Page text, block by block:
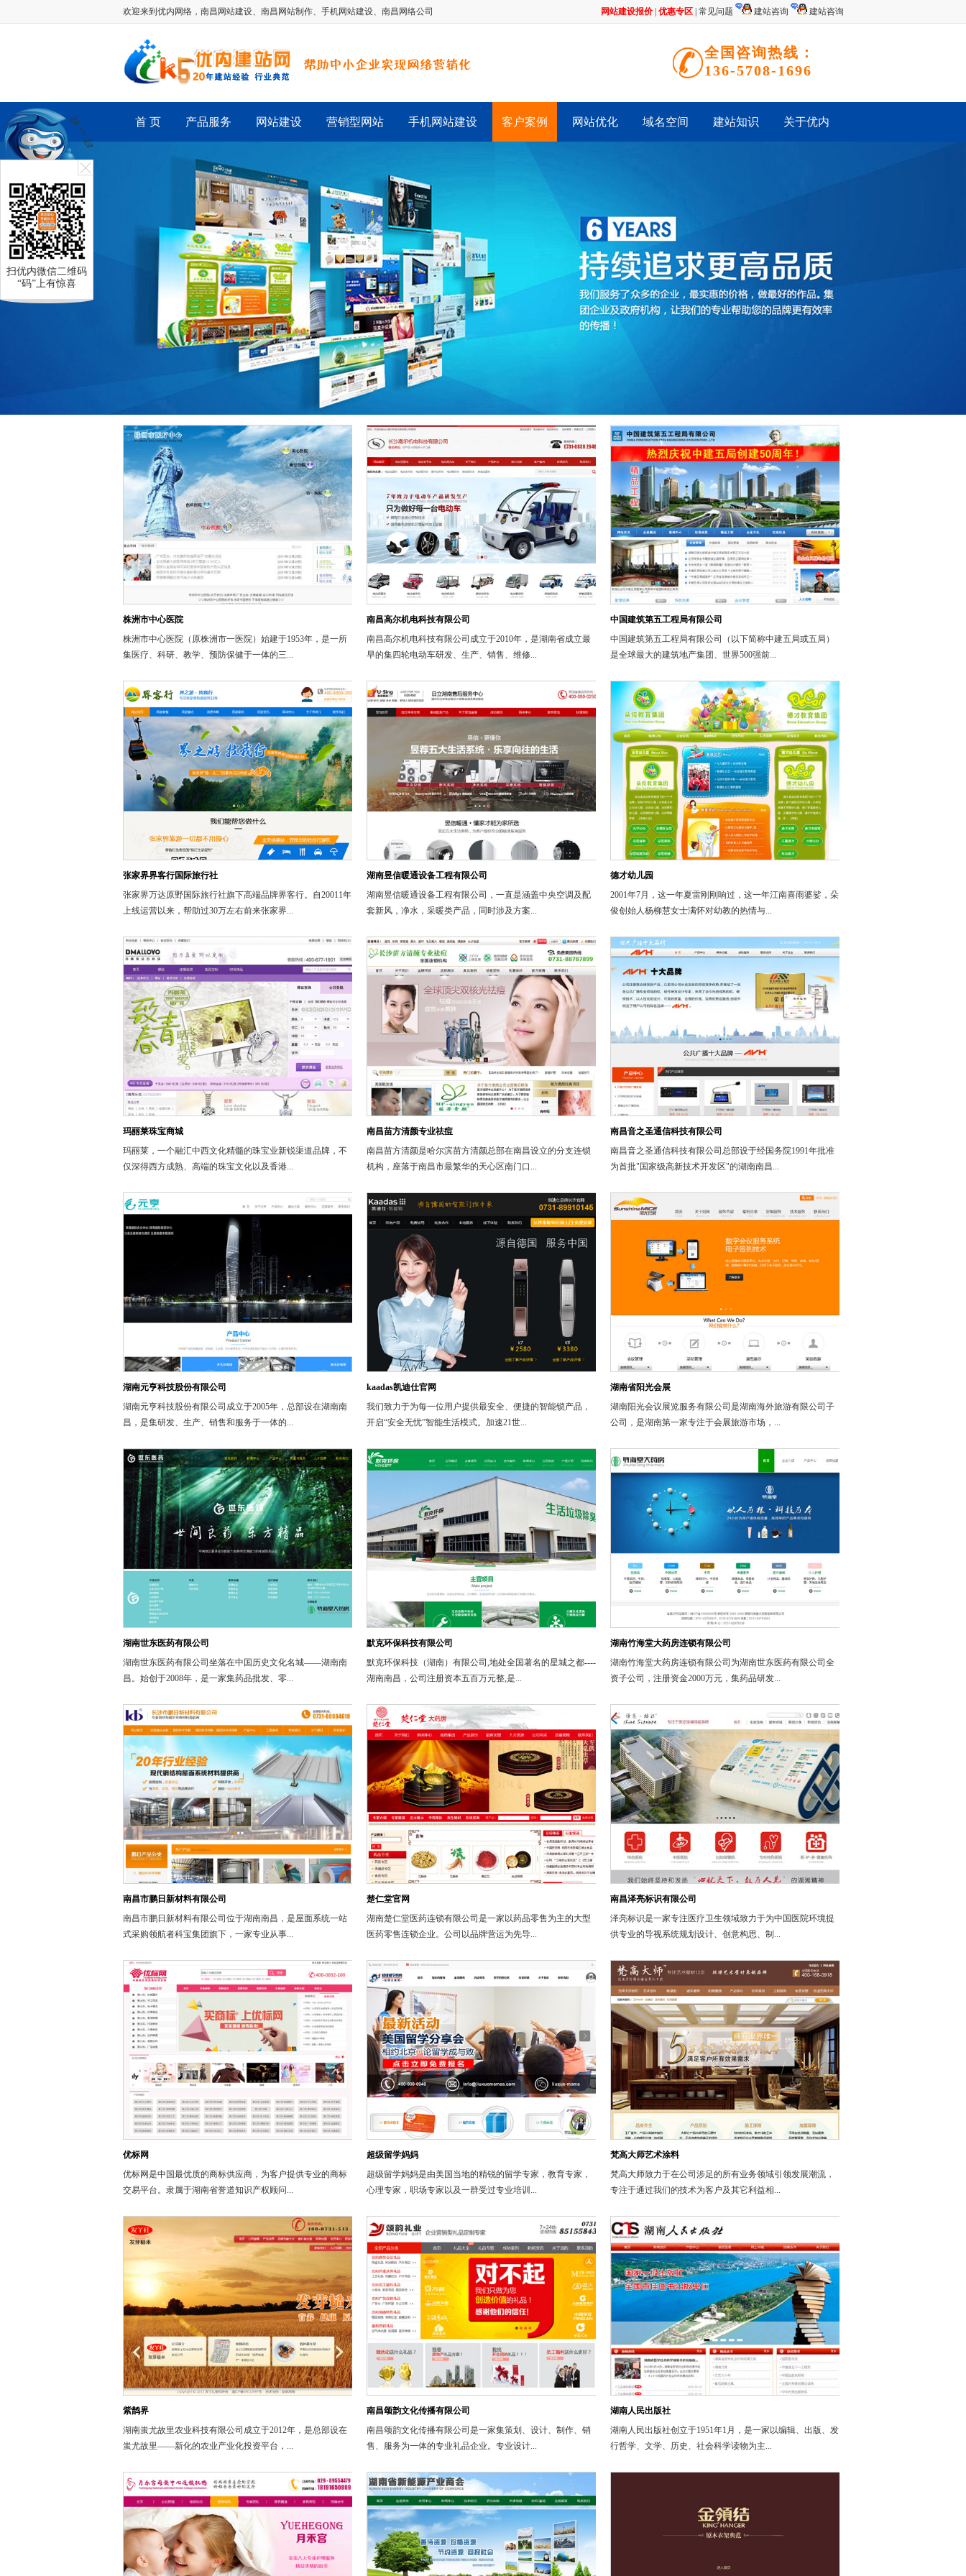
欢迎来到优内网络， 南昌网站建设、 南昌网站制作、 手机网站建设、 南昌网络公司 网站建设报价| 优惠专区| 常见问题 建站咨询 建站咨询
全国咨询热线：
136-5708-1696
首 页 产品服务 网站建设 营销型网站 手机网站建设 客户案例 网站优化 域名空间 建站知识 关于优内
株洲市中心医院
株洲市中心医院（原株洲市一医院）始建于1953年，是一所
集医疗、科研、教学、预防保健于一体的三...
南昌高尔机电科技有限公司
南昌高尔机电科技有限公司成立于2010年，是湖南省成立最
早的集四轮电动车研发、生产、销售、维修...
中国建筑第五工程局有限公司
中国建筑第五工程局有限公司（以下简称中建五局或五局）
是全球最大的建筑地产集团、世界500强前...
张家界界客行国际旅行社
张家界万达原野国际旅行社旗下高端品牌界客行。自20011年
上线运营以来，帮助过30万左右前来张家界...
湖南昱信暖通设备工程有限公司
湖南昱信暖通设备工程有限公司，一直是涵盖中央空调及配
套新风，净水，采暖类产品，同时涉及方案...
德才幼儿园
2001年7月，这一年夏雷刚刚响过，这一年江南喜雨婆娑，朵
俊创始人杨柳慧女士满怀对幼教的热情与...
玛丽莱珠宝商城
玛丽莱，一个融汇中西文化精髓的珠宝业新锐渠道品牌，不
仅深得西方成熟、高端的珠宝文化以及香港...
南昌苗方清颜专业祛痘
南昌苗方清颜是哈尔滨苗方清颜总部在南昌设立的分支连锁
机构，座落于南昌市最繁华的天心区南门口...
南昌音之圣通信科技有限公司
南昌音之圣通信科技有限公司总部设于经国务院1991年批准
为首批"国家级高新技术开发区"的湖南南昌...
湖南元亨科技股份有限公司
湖南元亨科技股份有限公司成立于2005年，总部设在湖南南
昌，是集研发、生产、销售和服务于一体的...
kaadas凯迪仕官网
我们致力于为每一位用户提供最安全、便捷的智能锁产品，
开启“安全无忧”智能生活模式。加速21世...
湖南省阳光会展
湖南阳光会议展览服务有限公司是湖南海外旅游有限公司子
公司，是湖南第一家专注于会展旅游市场，...
湖南世东医药有限公司
湖南世东医药有限公司坐落在中国历史文化名城——湖南南
昌。始创于2008年，是一家集药品批发、零...
默克环保科技有限公司
默克环保科技（湖南）有限公司,地处全国著名的星城之都----
湖南南昌，公司注册资本五百万元整,是...
湖南竹海堂大药房连锁有限公司
湖南竹海堂大药房连锁有限公司为湖南世东医药有限公司全
资子公司，注册资金2000万元，集药品研发...
南昌市鹏日新材料有限公司
南昌市鹏日新材料有限公司位于湖南南昌，是屋面系统一站
式采购领航者科宝集团旗下，一家专业从事...
楚仁堂官网
湖南楚仁堂医药连锁有限公司是一家以药品零售为主的大型
医药零售连锁企业。公司以品牌营运为先导...
南昌泽亮标识有限公司
泽亮标识是一家专注医疗卫生领域致力于为中国医院环境提
供专业的导视系统规划设计、创意构思、制...
优标网
优标网是中国最优质的商标供应商，为客户提供专业的商标
交易平台。隶属于湖南省誉道知识产权顾问...
超级留学妈妈
超级留学妈妈是由美国当地的精锐的留学专家，教育专家，
心理专家，职场专家以及一群受过专业培训...
梵高大师艺术涂料
梵高大师致力于在公司涉足的所有业务领域引领发展潮流，
专注于通过我们的技术为客户及其它利益相...
紫鹊界
湖南蚩尤故里农业科技有限公司成立于2012年，是总部设在
蚩尤故里——新化的农业产业化投资平台，...
南昌颂韵文化传播有限公司
南昌颂韵文化传播有限公司是一家集策划、设计、制作、销
售、服务为一体的专业礼品企业。专业设计...
湖南人民出版社
湖南人民出版社创立于1951年1月，是一家以编辑、出版、发
行哲学、文学、历史、社会科学读物为主...
扫优内微信二维码
“码”上有惊喜